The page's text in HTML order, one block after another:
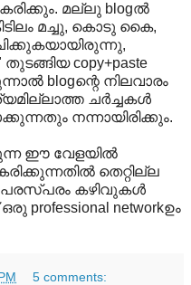
മല്ലു blogൽ
മച്ചു, കൊടു കൈ,
തുടങ്ങിയ copy+paste
blogന്റെ നിലവാരം
ചർച്ചകൾ
നന്നായിരിക്കും.
ഈ വേളയിൽ
തെറ്റില്ല
പരസ്പരം കഴിവുകൾ
professional networkഉം
5 comments: